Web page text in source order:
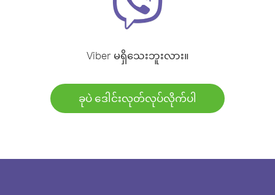
Viber မရှိသေးဘူးလား။
ခုပဲ ဒေါင်းလုတ်လုပ်လိုက်ပါ